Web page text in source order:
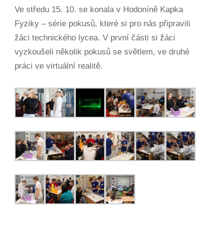
Ve středu 15. 10. se konala v Hodoníně Kapka
Fyziky – série pokusů, které si pro nás připravili
žáci technického lycea. V první části si žáci
vyzkoušeli několik pokusů se světlem, ve druhé
práci ve virtuální realitě.